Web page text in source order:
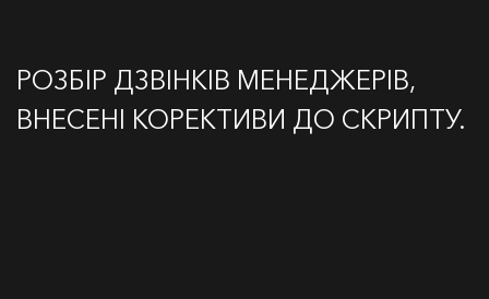
РОЗБІР ДЗВІНКІВ МЕНЕДЖЕРІВ,
ВНЕСЕНІ КОРЕКТИВИ ДО СКРИПТУ.